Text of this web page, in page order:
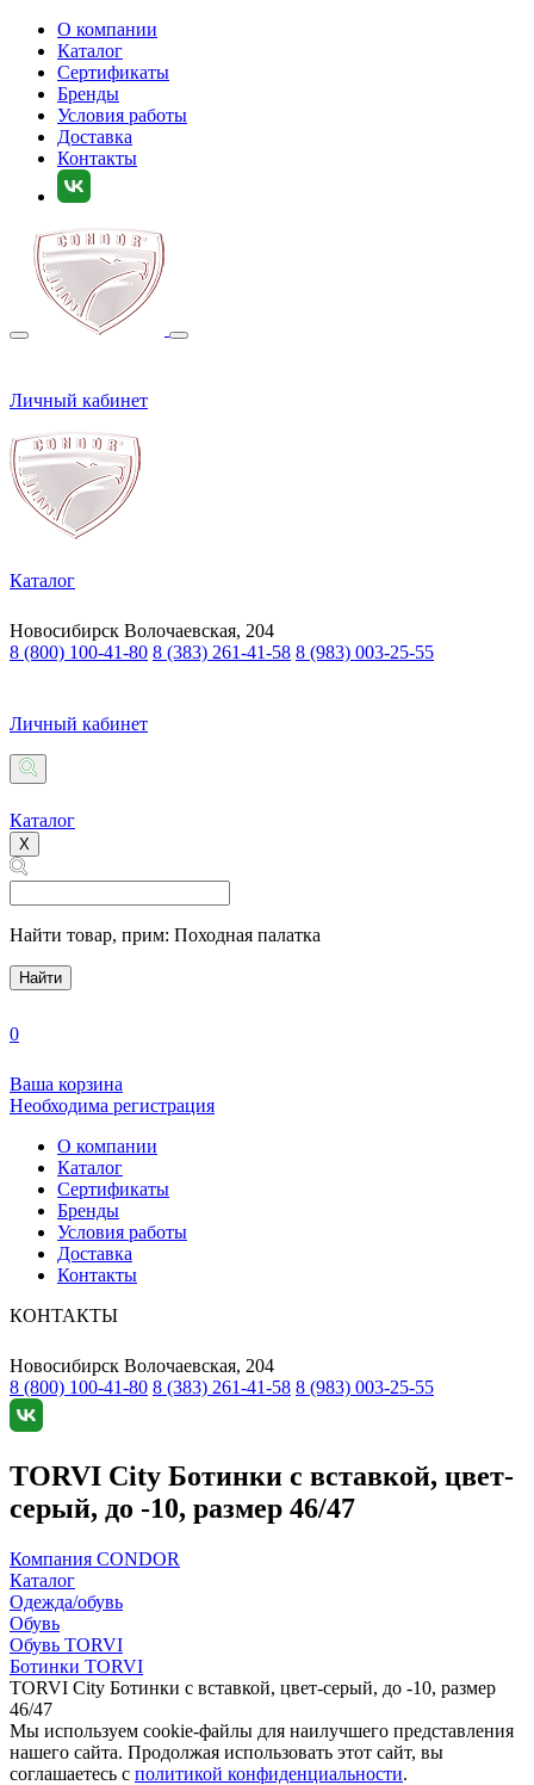
О компании
Каталог
Сертификаты
Бренды
Условия работы
Доставка
Контакты
Личный кабинет
Каталог
Новосибирск Волочаевская, 204
8 (800) 100-41-80 8 (383) 261-41-58 8 (983) 003-25-55
Личный кабинет
Каталог
X
Найти товар, прим: Походная палатка
Найти
0
Ваша корзина
Необходима регистрация
О компании
Каталог
Сертификаты
Бренды
Условия работы
Доставка
Контакты
КОНТАКТЫ
Новосибирск Волочаевская, 204
8 (800) 100-41-80 8 (383) 261-41-58 8 (983) 003-25-55
TORVI City Ботинки с вставкой, цвет-
серый, до -10, размер 46/47
Компания CONDOR
Каталог
Одежда/обувь
Обувь
Обувь TORVI
Ботинки TORVI
TORVI City Ботинки с вставкой, цвет-серый, до -10, размер
46/47
Мы используем cookie-файлы для наилучшего представления
нашего сайта. Продолжая использовать этот сайт, вы
соглашаетесь c политикой конфиденциальности.